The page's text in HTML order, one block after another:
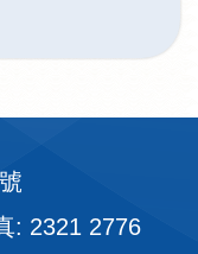
: 2321 2776